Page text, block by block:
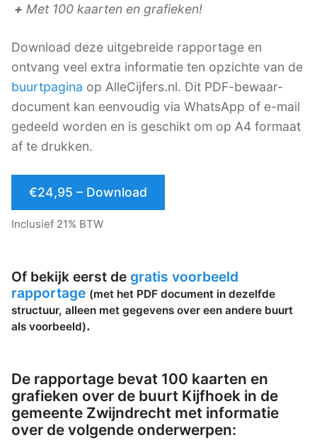
+ Met 100 kaarten en grafieken!
Download deze uitgebreide rapportage en
ontvang veel extra informatie ten opzichte van de
buurtpagina op AlleCijfers.nl. Dit PDF-bewaar-
document kan eenvoudig via WhatsApp of e-mail
gedeeld worden en is geschikt om op A4 formaat
af te drukken.
€24,95 – Download
Inclusief 21% BTW
Of bekijk eerst de gratis voorbeeld
rapportage (met het PDF document in dezelfde
structuur, alleen met gegevens over een andere buurt
als voorbeeld).
De rapportage bevat 100 kaarten en
grafieken over de buurt Kijfhoek in de
gemeente Zwijndrecht met informatie
over de volgende onderwerpen: